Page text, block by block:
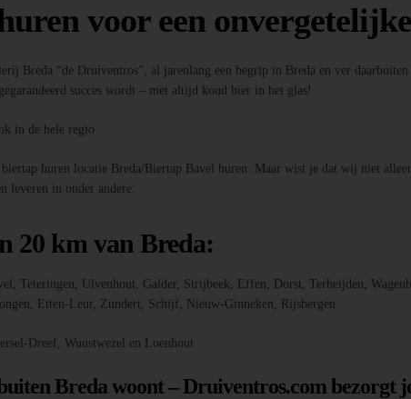
voor een
Breda “de Druiventros”, al jarenlang een begrip in Breda en ver
succes wordt – met altijd koud bier in het glas!
in de hele regio
huren locatie Breda/Biertap Bavel huren. Maar wist je dat wij niet
leveren in onder andere:
20 km van Breda:
Teteringen, Ulvenhout, Galder, Strijbeek, Effen, Dorst, Terheijden,
Etten-Leur, Zundert, Schijf, Nieuw-Ginneken, Rijsbergen
Dreef, Wuustwezel en Loenhout
Breda woont – Druiventros.com bezorgt